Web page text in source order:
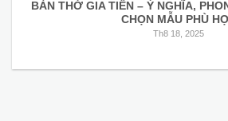
BÀN THỜ GIA TIÊN – Ý NGHĨA,
CHỌN MẪU PHÙ
Th8 18, 2025